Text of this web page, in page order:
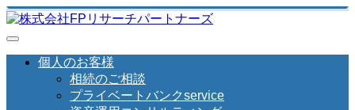
個人のお客様
相続のご相談
プライベートバンクservice